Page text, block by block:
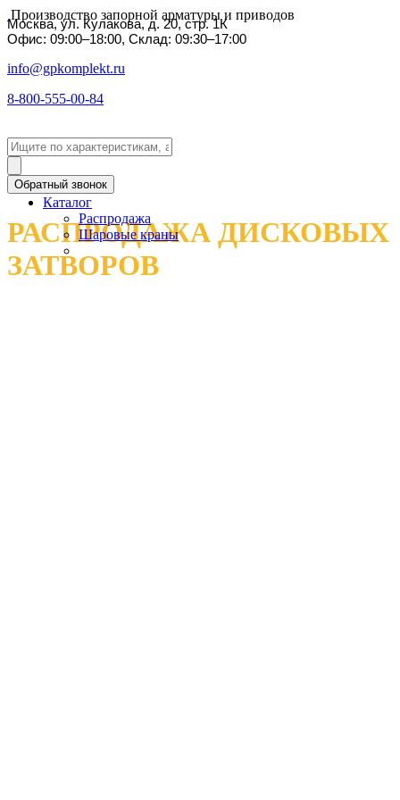
Производство запорной арматуры и приводов
Москва, ул. Кулакова, д. 20, стр. 1К
Офис: 09:00–18:00, Склад: 09:30–17:00
info@gpkomplekt.ru
8-800-555-00-84
Обратный звонок
РАСПРОДАЖА ДИСКОВЫХ
ЗАТВОРОВ
Каталог
Распродажа
Шаровые краны